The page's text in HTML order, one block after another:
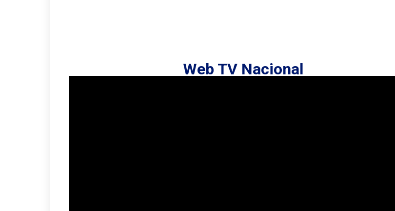
Web TV Nacional